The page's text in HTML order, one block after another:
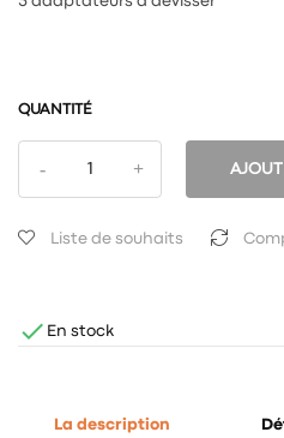
QUANTITÉ
Liste de souhaits
 En stock
La description